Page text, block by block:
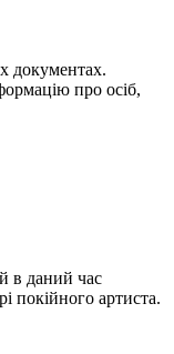
документах.
про осіб,
в даний час
покійного артиста.